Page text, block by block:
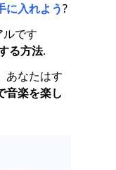
に入れよう?
です
る方法.
あなたはす
音楽を楽し